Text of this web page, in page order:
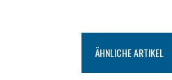
ÄHNLICHE ARTIKEL